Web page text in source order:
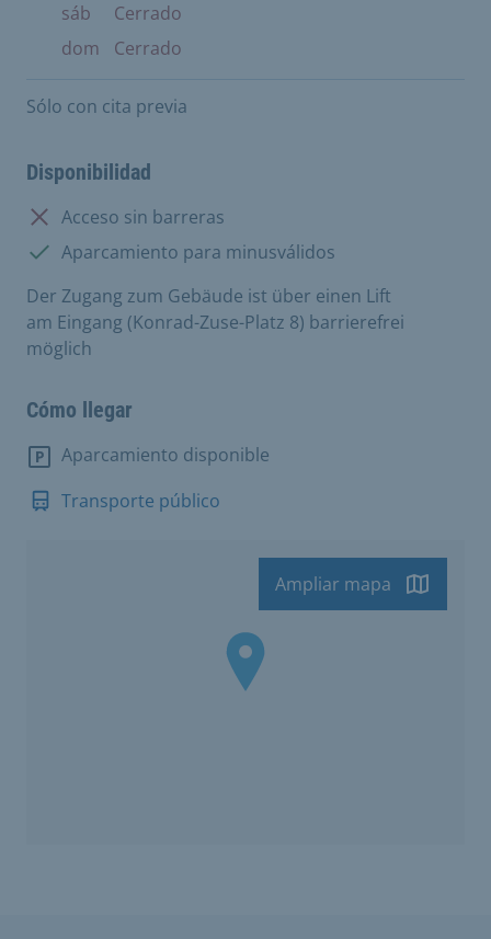
sáb
Cerrado
dom
Cerrado
Sólo con cita previa
Disponibilidad
No disponible:
Acceso sin barreras
Disponible:
Aparcamiento para minusválidos
Der Zugang zum Gebäude ist über einen Lift
am Eingang (Konrad-Zuse-Platz 8) barrierefrei
möglich
Cómo llegar
Aparcamiento disponible
Transporte público
Ampliar mapa